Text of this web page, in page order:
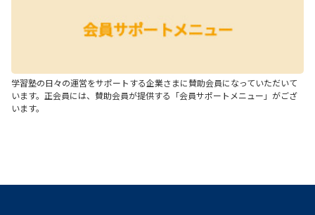
学習塾の日々の運営をサポートする企業さまに賛助会員になっていただいて
います。正会員には、賛助会員が提供する「会員サポートメニュー」がござ
います。